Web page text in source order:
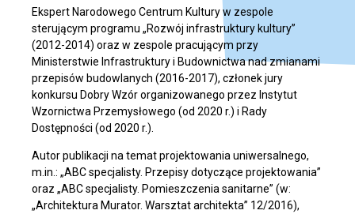
Ekspert Narodowego Centrum Kultury w zespole
sterującym programu „Rozwój infrastruktury kultury”
(2012-2014) oraz w zespole pracującym przy
Ministerstwie Infrastruktury i Budownictwa nad zmianami
przepisów budowlanych (2016-2017), członek jury
konkursu Dobry Wzór organizowanego przez Instytut
Wzornictwa Przemysłowego (od 2020 r.) i Rady
Dostępności (od 2020 r.).
Autor publikacji na temat projektowania uniwersalnego,
m.in.: „ABC specjalisty. Przepisy dotyczące projektowania”
oraz „ABC specjalisty. Pomieszczenia sanitarne” (w:
„Architektura Murator. Warsztat architekta” 12/2016),